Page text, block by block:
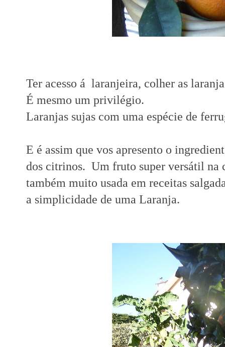
Ter acesso á laranjeira, colher as
É mesmo um privilégio.
Laranjas sujas com uma espécie de
E é assim que vos apresento o
dos citrinos. Um fruto super versátil na
também muito usada em receitas
a simplicidade de uma Laranja.